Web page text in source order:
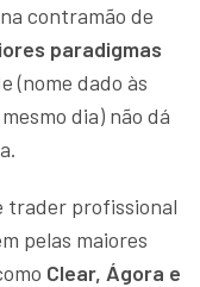
contramão de
paradigmas
(nome dado às
dia) não dá
trader profissional
pelas maiores
Clear, Ágora e